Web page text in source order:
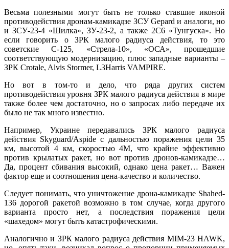
Весьма полезными могут быть не только ставшие иконой
противодействия дронам-камикадзе ЗСУ Gepard и аналоги, но
и ЗСУ-23-4 «Шилка», ЗУ-23-2, а также 2С6 «Тунгуска». Но
если говорить о ЗРК малого радиуса действия, то это
советские С-125, «Стрела-10», «ОСА», прошедшие
соответствующую модернизацию, плюс западные варианты –
ЗРК Crotale, Alvis Stormer, L3Harris VAMPIRE.
Но вот в том-то и дело, что ряда других систем
противодействия уровня ЗРК малого радиуса действия в мире
также более чем достаточно, но о запросах либо передаче их
было не так много известно.
Например, Украине передавались ЗРК малого радиуса
действия Skyguard/Aspide с дальностью поражения цели 35
км, высотой 4 км, скоростью 4М, что крайне эффективно
против крылатых ракет, но вот против дронов-камикадзе…
Да, процент сбивания высокий, однако цена ракет… Важен
фактор еще и соотношения цена-качество и количество.
Следует понимать, что уничтожение дрона-камикадзе Shahed-
136 дорогой ракетой возможно в том случае, когда другого
варианта просто нет, а последствия поражения цели
«шахедом» могут быть катастрофическими.
Аналогично и ЗРК малого радиуса действия MIM-23 HAWK,